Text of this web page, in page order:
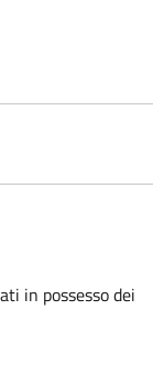
in possesso dei